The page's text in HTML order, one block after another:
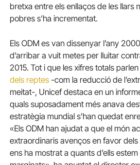
bretxa entre els enllaços de les llars
pobres s’ha incrementat.
Els ODM es van dissenyar l’any
d’arribar a vuit metes per lluitar
2015. Tot i que les xifres totals parlen
dels reptes -com la reducció de
meitat-, Unicef ​​destaca en un
quals suposadament més anava
estratègia mundial s’han quedat
«Els ODM han ajudat a que el món
extraordinaris avenços en favor
ens ha mostrat a quants d’ells